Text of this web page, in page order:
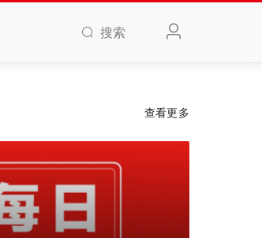
搜索
查看更多